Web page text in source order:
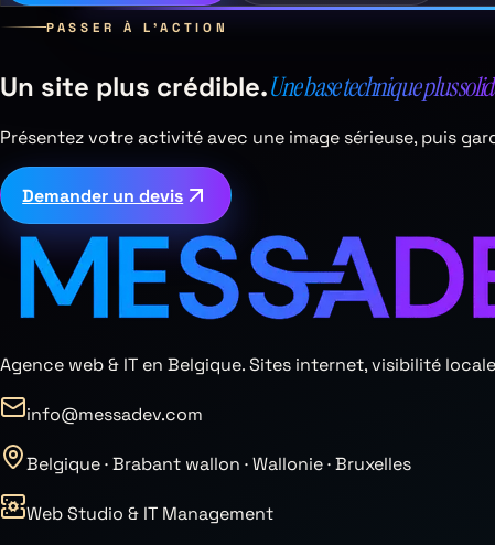
PASSER À L’ACTION
Un site plus crédible.Une base technique plus
Présentez votre activité avec une image sérieuse, puis
Demander un devis
Agence web & IT en Belgique. Sites internet, visibilité
info@messadev.com
Belgique · Brabant wallon · Wallonie · Bruxelles
Web Studio & IT Management